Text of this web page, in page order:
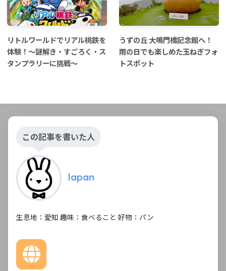
リトルワールドでリアル桃鉄を
体験！〜謎解き・すごろく・ス
タンプラリーに挑戦〜
うずの丘 大鳴門橋記念館へ！
雨の日でも楽しめた玉ねぎフォ
トスポット
この記事を書いた人
lapan
生息地：愛知 趣味：食べること 好物：パン